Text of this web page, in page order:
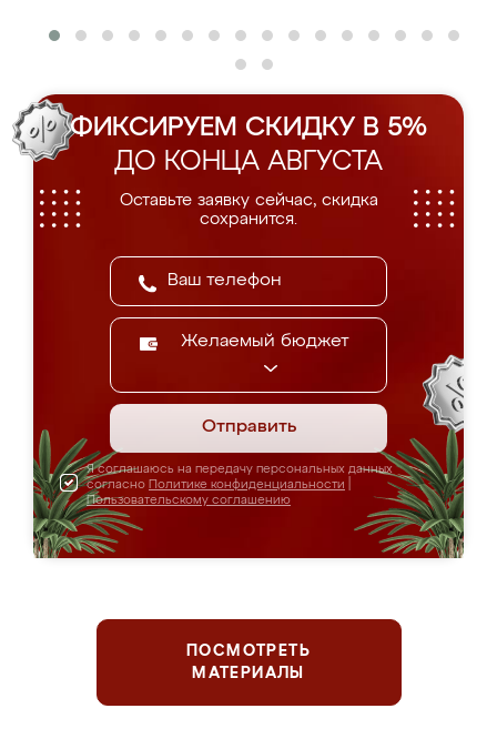
ФИКСИРУЕМ СКИДКУ В 5%
ДО КОНЦА АВГУСТА
Оставьте заявку сейчас, скидка
сохранится.
Желаемый бюджет
Отправить
Я соглашаюсь на передачу персональных данных
согласно Политике конфиденциальности
Пользовательскому соглашению
ПОСМОТРЕТЬ
МАТЕРИАЛЫ